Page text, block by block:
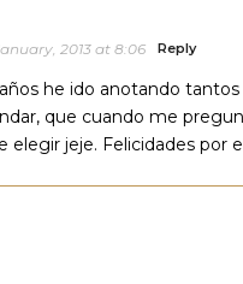
2013 at 8:06 Reply
he ido anotando tantos
que cuando me
elegir jeje. Felicidades por